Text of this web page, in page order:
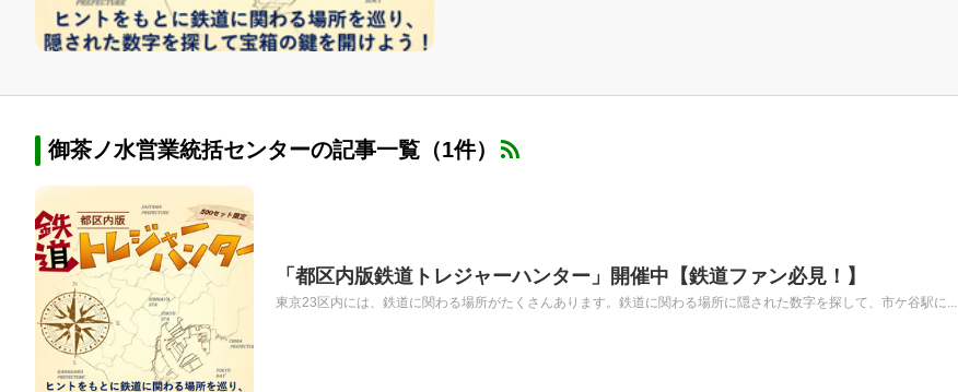
御茶ノ水営業統括センターの記事一覧（1件）
「都区内版鉄道トレジャーハンター」開催中【鉄道ファン必見！】
東京23区内には、鉄道に関わる場所がたくさんあります。鉄道に関わる場所に隠された数字を探して、市ケ谷駅に...